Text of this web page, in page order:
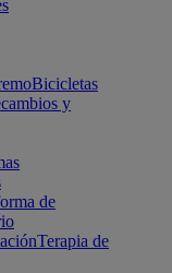
Bicicletas
y
de
Terapia de